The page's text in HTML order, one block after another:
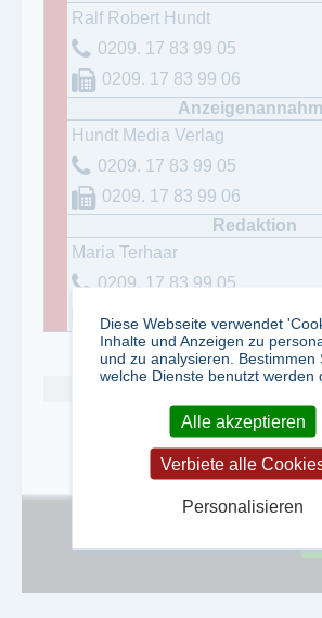
Ralf Robert Hundt
0209. 17 83 99 05
0209. 17 83 99 06
Hundt Media Verlag
0209. 17 83 99 05
0209. 17 83 99 06
Maria Terhaar
0209. 17 83 99 05
tweet
Diese Webseite verwendet
Inhalte und Anzeigen zu
und zu analysieren. Bestimmen
welche Dienste benutzt werden
Alle akzeptieren
Verbiete alle
Personalisieren